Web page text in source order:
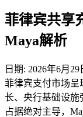
菲律宾共享
Maya解析
日期: 2026年6月29
菲律宾支付市场呈
长、央行基础设施
占据绝对主导，